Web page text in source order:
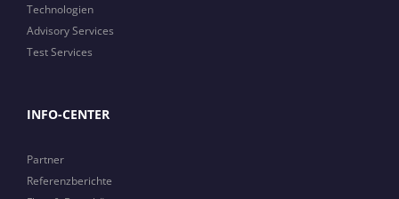
Technologien
Advisory Services
Test Services
INFO-CENTER
Partner
Referenzberichte